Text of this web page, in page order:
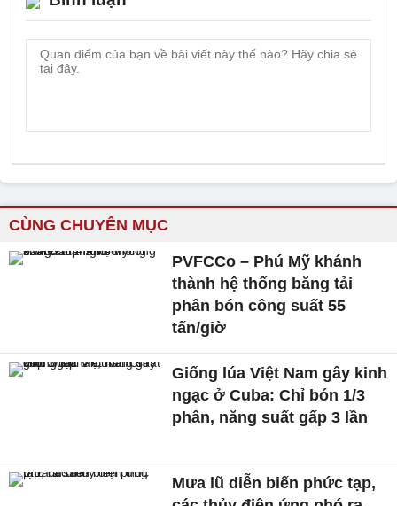
CÙNG CHUYÊN MỤC
PVFCCo – Phú Mỹ khánh
thành hệ thống băng tải
phân bón công suất 55
tấn/giờ
Giống lúa Việt Nam gây kinh
ngạc ở Cuba: Chỉ bón 1/3
phân, năng suất gấp 3 lần
Mưa lũ diễn biến phức tạp,